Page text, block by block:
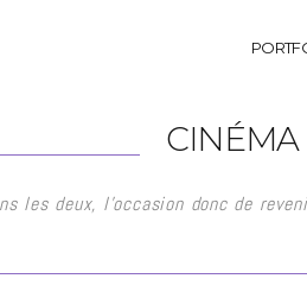
CINÉMA
les deux, l’occasion donc de